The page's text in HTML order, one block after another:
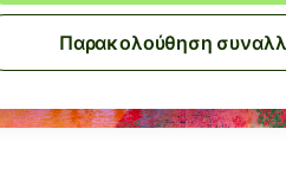
Παρακολούθηση